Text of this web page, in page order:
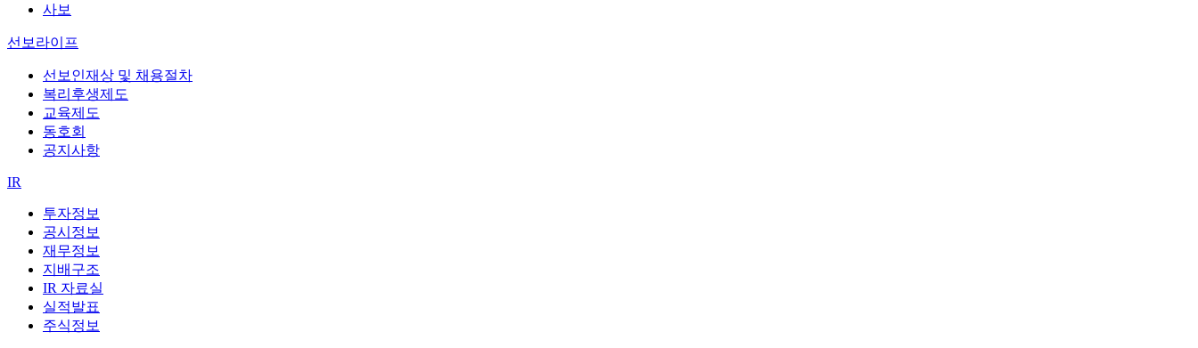
사보
선보라이프
선보인재상 및 채용절차
복리후생제도
교육제도
동호회
공지사항
IR
투자정보
공시정보
재무정보
지배구조
IR 자료실
실적발표
주식정보